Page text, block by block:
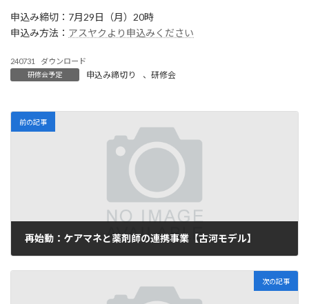
申込み締切：7月29日（月）20時
申込み方法： アスヤクより申込みください
240731 ダウンロード
研修会予定 申込み締切り 、 研修会
前の記事
再始動：ケアマネと薬剤師の連携事業【古河モデル】
次の記事